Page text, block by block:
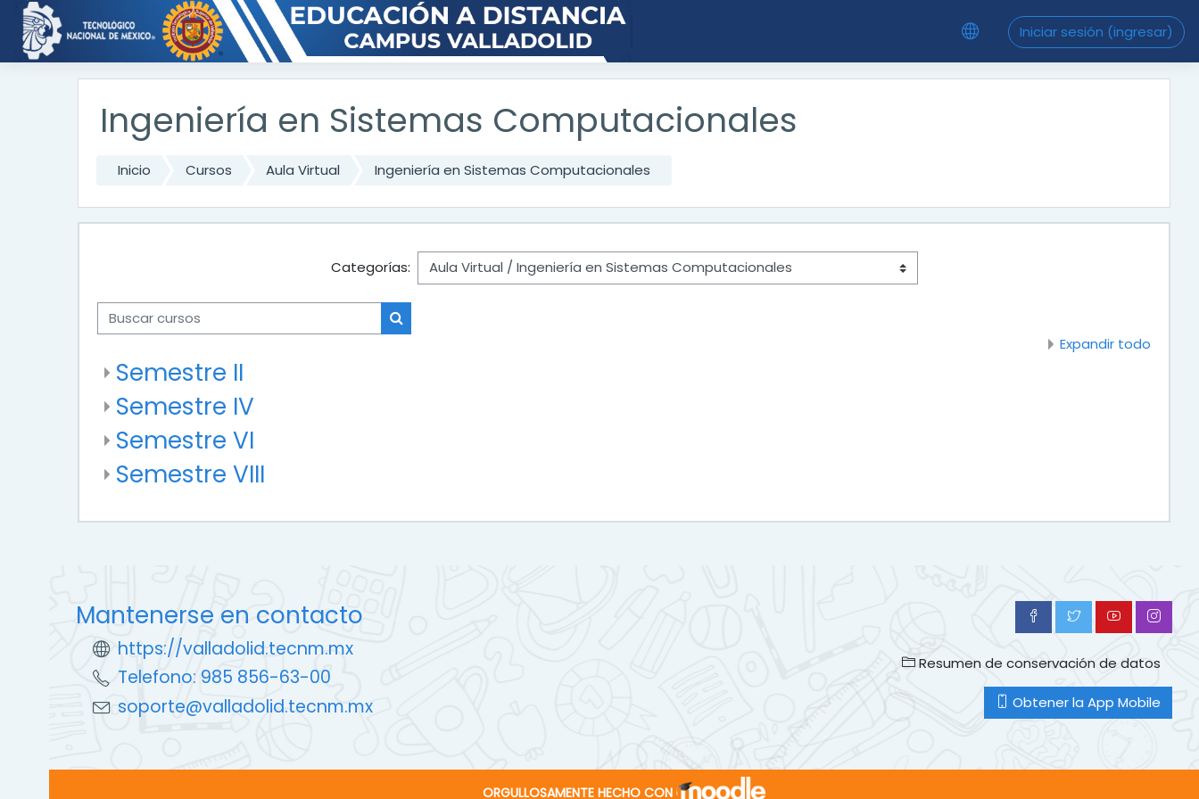
Iniciar sesión (ingresar)
Saltar al contenido principal
Ingeniería en Sistemas Computacionales
Inicio Cursos Aula Virtual Ingeniería en Sistemas Computacionales
Categorías:
Buscar cursos
Buscar cursos Expandir todo
Semestre II
Semestre IV
Semestre VI
Semestre VIII
Mantenerse en contacto
https://valladolid.tecnm.mx
Telefono: 985 856-63-00
soporte@valladolid.tecnm.mx
Resumen de conservación de datos
Obtener la App Mobile
ORGULLOSAMENTE HECHO CON